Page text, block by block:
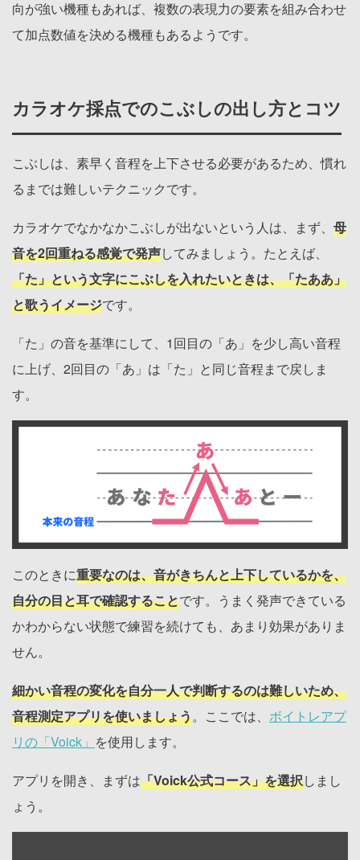
向が強い機種もあれば、複数の表現力の要素を組み合わせ
て加点数値を決める機種もあるようです。
カラオケ採点でのこぶしの出し方とコツ
こぶしは、素早く音程を上下させる必要があるため、慣れ
るまでは難しいテクニックです。
カラオケでなかなかこぶしが出ないという人は、まず、 母
音を2回重ねる感覚で発声してみましょう。たとえば、
「た」という文字にこぶしを入れたいときは、「たああ」
と歌うイメージです。
「た」の音を基準にして、1回目の「あ」を少し高い音程
に上げ、2回目の「あ」は「た」と同じ音程まで戻しま
す。
このときに重要なのは、音がきちんと上下しているかを、
自分の目と耳で確認することです。うまく発声できている
かわからない状態で練習を続けても、あまり効果がありま
せん。
細かい音程の変化を自分一人で判断するのは難しいため、
音程測定アプリを使いましょう。ここでは、 ボイトレアプ
リの「Voick」 を使用します。
アプリを開き、まずは「Voick公式コース」を選択しまし
ょう。